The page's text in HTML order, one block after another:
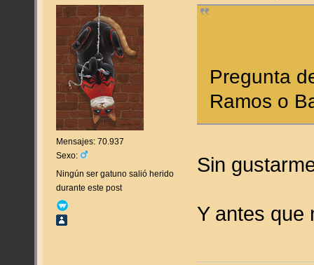
Mensajes: 70.937
Sexo:
Ningún ser gatuno salió herido
durante este post
Pregunta
Ramos o
Sin
Y antes que